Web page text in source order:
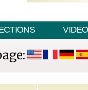
VIDEO